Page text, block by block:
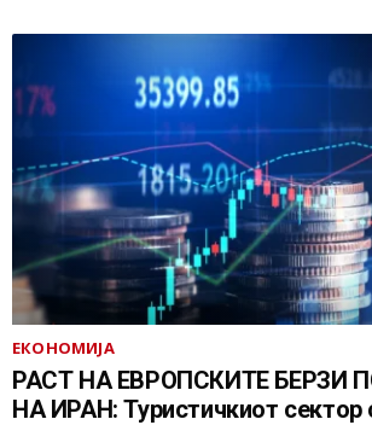
ЕКОНОМИЈА
РАСТ НА ЕВРОПСКИТЕ БЕРЗИ
НА ИРАН: Туристичкиот сектор